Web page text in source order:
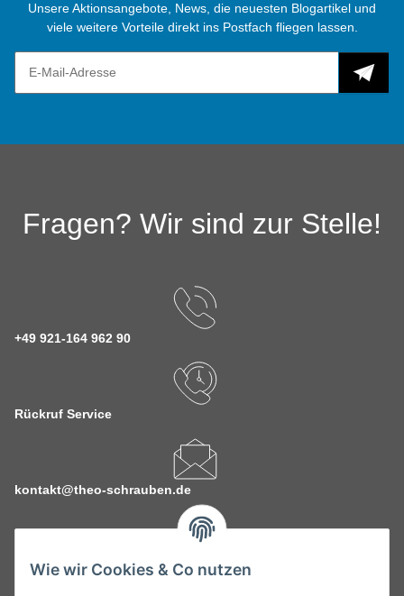
Wie wir Cookies & Co nutzen
Unsere Aktionsangebote, News, die neuesten Blogartikel und
viele weitere Vorteile direkt ins Postfach fliegen lassen.
Fragen? Wir sind zur Stelle!
+49 921-164 962 90
Rückruf Service
kontakt@theo-schrauben.de